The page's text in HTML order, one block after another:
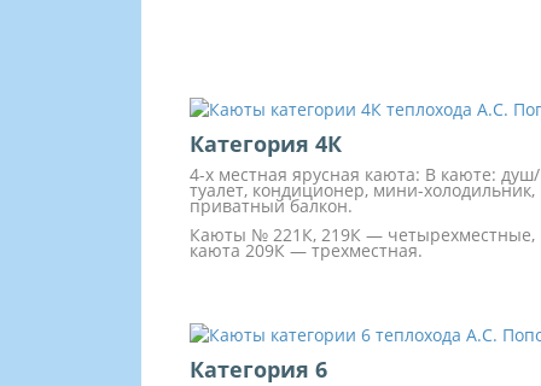
Категория 4К
4-х местная ярусная каюта: В каюте: душ/
туалет, кондиционер, мини-холодильник,
приватный балкон.
Каюты № 221К, 219К — четырехместные,
каюта 209К — трехместная.
Категория 6